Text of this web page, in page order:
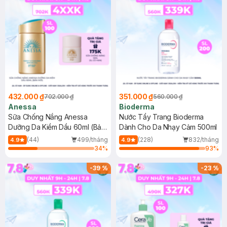
432.000 ₫702.000 ₫
Anessa
Sữa Chống Nắng Anessa
Dưỡng Da Kiềm Dầu 60ml (Bản
Mới)
4.9 (44)
499/tháng
34%
351.000 ₫560.000 ₫
Bioderma
Nước Tẩy Trang Bioderma
Dành Cho Da Nhạy Cảm 500ml
4.9 (228)
832/tháng
93%
-39% -23%